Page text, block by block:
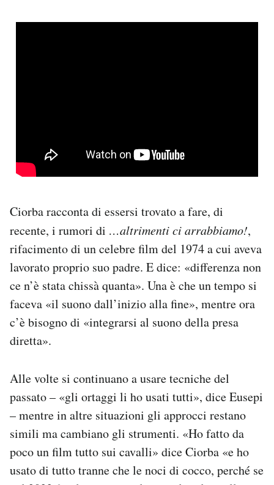
Ciorba racconta di essersi trovato a fare, di
recente, i rumori di …altrimenti ci arrabbiamo!,
rifacimento di un celebre film del 1974 a cui aveva
lavorato proprio suo padre. E dice: «differenza non
ce n’è stata chissà quanta». Una è che un tempo si
faceva «il suono dall’inizio alla fine», mentre ora
c’è bisogno di «integrarsi al suono della presa
diretta».
Alle volte si continuano a usare tecniche del
passato – «gli ortaggi li ho usati tutti», dice Eusepi
– mentre in altre situazioni gli approcci restano
simili ma cambiano gli strumenti. «Ho fatto da
poco un film tutto sui cavalli» dice Ciorba «e ho
usato di tutto tranne che le noci di cocco, perché se